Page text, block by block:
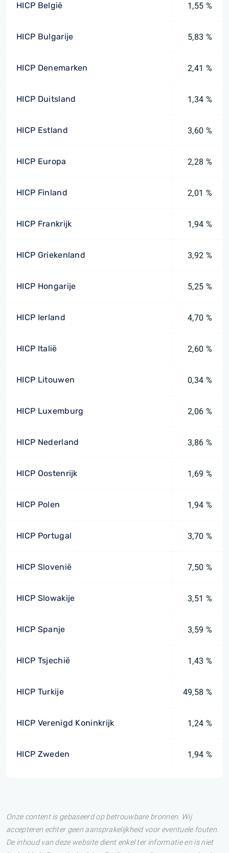
HICP België 1,55 %
HICP Bulgarije 5,83 %
HICP Denemarken 2,41 %
HICP Duitsland 1,34 %
HICP Estland 3,60 %
HICP Europa 2,28 %
HICP Finland 2,01 %
HICP Frankrijk 1,94 %
HICP Griekenland 3,92 %
HICP Hongarije 5,25 %
HICP Ierland 4,70 %
HICP Italië 2,60 %
HICP Litouwen 0,34 %
HICP Luxemburg 2,06 %
HICP Nederland 3,86 %
HICP Oostenrijk 1,69 %
HICP Polen 1,94 %
HICP Portugal 3,70 %
HICP Slovenië 7,50 %
HICP Slowakije 3,51 %
HICP Spanje 3,59 %
HICP Tsjechië 1,43 %
HICP Turkije 49,58 %
HICP Verenigd Koninkrijk 1,24 %
HICP Zweden 1,94 %
Onze content is gebaseerd op betrouwbare bronnen. Wij
accepteren echter geen aansprakelijkheid voor eventuele fouten.
De inhoud van deze website dient enkel ter informatie en is niet